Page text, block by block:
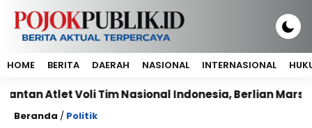
HOME BERITA DAERAH NASIONAL INTERNASIONAL
Atlet Voli Tim Nasional Indonesia, Berlian
Beranda / Politik